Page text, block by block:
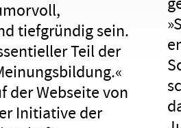
tiefgründig sein.
Teil der
der Webseite von
Initiative der